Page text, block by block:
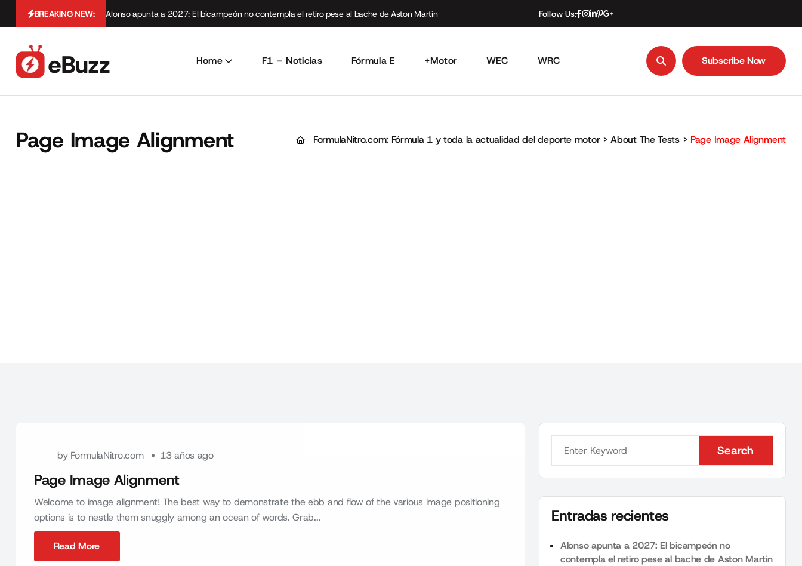
BREAKING NEW: Alonso apunta a 2027: El bicampeón no contempla el retiro pese al bache de Aston Martin Follow Us:
Home F1 – Noticias Fórmula E +Motor WEC WRC Subscribe Now
Page Image Alignment FormulaNitro.com: Fórmula 1 y toda la actualidad del deporte motor>About The Tests> Page Image Alignment
by FormulaNitro.com 13 años ago
Page Image Alignment
Welcome to image alignment! The best way to demonstrate the ebb and flow of the various image positioning
options is to nestle them snuggly among an ocean of words. Grab...
Read More
Search
Search
Entradas recientes
Alonso apunta a 2027: El bicampeón no
contempla el retiro pese al bache de Aston Martin